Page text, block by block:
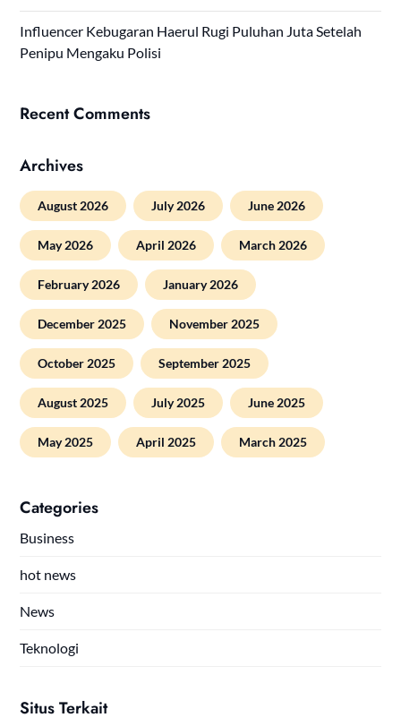
Influencer Kebugaran Haerul Rugi Puluhan Juta Setelah
Penipu Mengaku Polisi
Recent Comments
Archives
August 2026 July 2026 June 2026
May 2026 April 2026 March 2026
February 2026 January 2026
December 2025 November 2025
October 2025 September 2025
August 2025 July 2025 June 2025
May 2025 April 2025 March 2025
Categories
Business
hot news
News
Teknologi
Situs Terkait